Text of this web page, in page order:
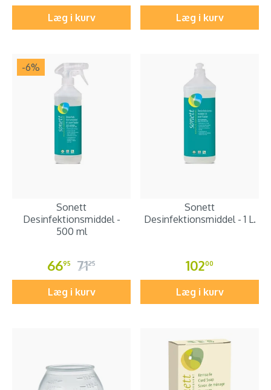
Læg i kurv Læg i kurv
-6%
Sonett
Desinfektionsmiddel -
500 ml
6695 7125
Læg i kurv
Sonett
Desinfektionsmiddel - 1 L.
10200
Læg i kurv